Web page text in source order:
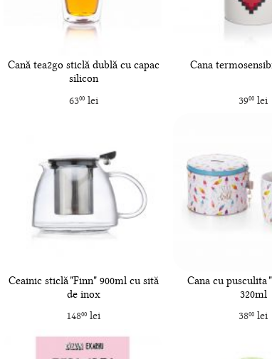
Cană tea2go sticlă dublă cu capac
silicon
6300lei
Cana
3900lei
Ceainic sticlă "Finn" 900ml cu sită
de inox
14800 lei
Cana cu pusculita
320ml
3800lei